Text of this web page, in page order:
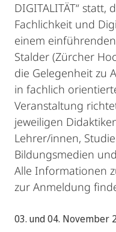
DIGITALITÄT“ statt,
Fachlichkeit und
einem
Stalder (Zürcher
die Gelegenheit zu
in fachlich
Veranstaltung
jeweiligen
Lehrer/innen,
Bildungsmedien
Alle Informationen
zur Anmeldung
03. und 04. November